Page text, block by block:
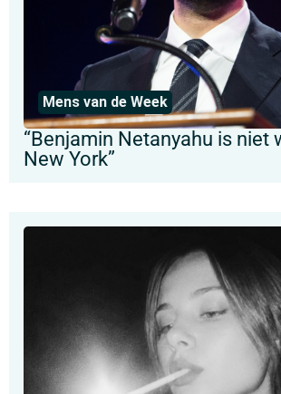
Mens van de Week
“Benjamin Netanyahu is niet
New York”